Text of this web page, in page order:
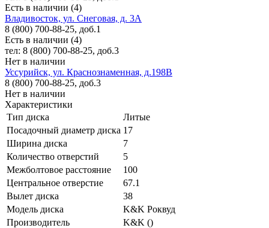
Есть в наличии (4)
Владивосток, ул. Снеговая, д. 3А
8 (800) 700-88-25, доб.1
Есть в наличии (4)
тел: 8 (800) 700-88-25, доб.3
Нет в наличии
Уссурийск, ул. Краснознаменная, д.198В
8 (800) 700-88-25, доб.3
Нет в наличии
Характеристики
Тип диска
Литые
Посадочный диаметр диска 17
Ширина диска
7
Количество отверстий
5
Межболтовое расстояние
100
Центральное отверстие
67.1
Вылет диска
38
Модель диска
K&K Роквуд
Производитель
K&K ()